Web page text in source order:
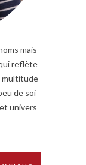
mais
reflète
multitude
de soi
univers